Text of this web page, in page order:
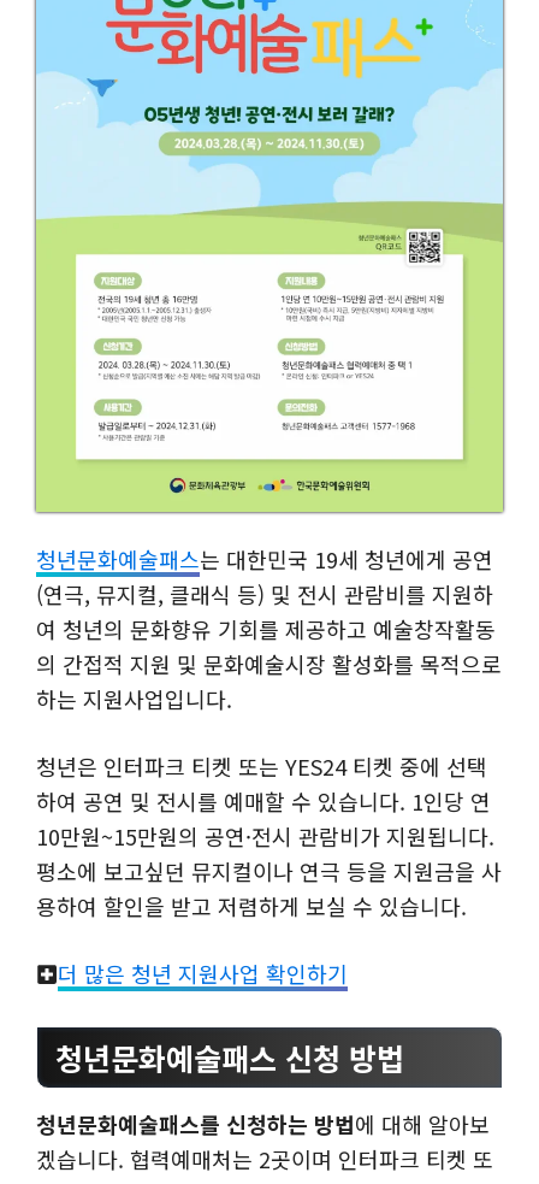
청년문화예술패스는 대한민국 19세 청년에게 공연
(연극, 뮤지컬, 클래식 등) 및 전시 관람비를 지원하
여 청년의 문화향유 기회를 제공하고 예술창작활동
의 간접적 지원 및 문화예술시장 활성화를 목적으로
하는 지원사업입니다.
청년은 인터파크 티켓 또는 YES24 티켓 중에 선택
하여 공연 및 전시를 예매할 수 있습니다. 1인당 연
10만원~15만원의 공연·전시 관람비가 지원됩니다.
평소에 보고싶던 뮤지컬이나 연극 등을 지원금을 사
용하여 할인을 받고 저렴하게 보실 수 있습니다.
더 많은 청년 지원사업 확인하기
청년문화예술패스 신청 방법
청년문화예술패스를 신청하는 방법에 대해 알아보
겠습니다. 협력예매처는 2곳이며 인터파크 티켓 또